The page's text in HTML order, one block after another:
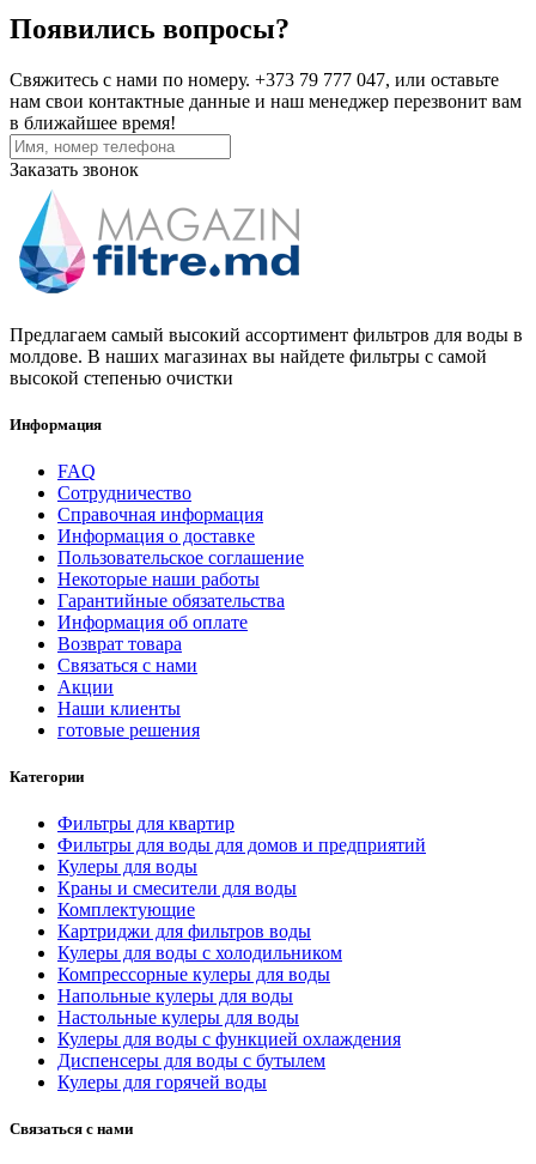
Появились вопросы?
Свяжитесь с нами по номеру. +373 79 777 047, или оставьте
нам свои контактные данные и наш менеджер перезвонит вам
в ближайшее время!
Заказать звонок
Предлагаем самый высокий ассортимент фильтров для воды в
молдове. В наших магазинах вы найдете фильтры с самой
высокой степенью очистки
Информация
FAQ
Сотрудничество
Справочная информация
Информация о доставке
Пользовательское соглашение
Некоторые наши работы
Гарантийные обязательства
Информация об оплате
Возврат товара
Связаться с нами
Акции
Наши клиенты
готовые решения
Категории
Фильтры для квартир
Фильтры для воды для домов и предприятий
Кулеры для воды
Краны и смесители для воды
Комплектующие
Картриджи для фильтров воды
Кулеры для воды с холодильником
Компрессорные кулеры для воды
Напольные кулеры для воды
Настольные кулеры для воды
Кулеры для воды с функцией охлаждения
Диспенсеры для воды с бутылем
Кулеры для горячей воды
Связаться с нами